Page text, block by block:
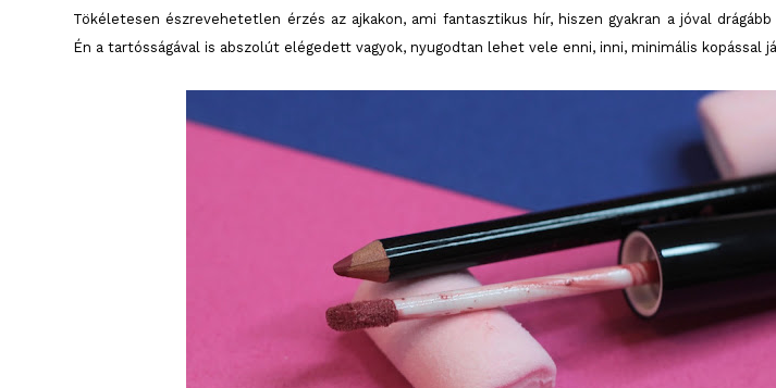
Tökéletesen észrevehetetlen érzés az ajkakon, ami fantasztikus hír, hiszen gyakran a jóval
Én a tartósságával is abszolút elégedett vagyok, nyugodtan lehet vele enni, inni, minimális kopással